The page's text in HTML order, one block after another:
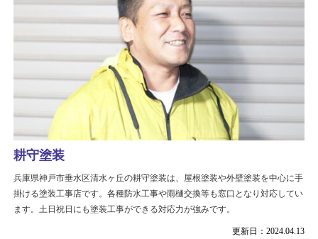
更新日：2024.04.13
耕守塗装
兵庫県神戸市垂水区清水ヶ丘の耕守塗装は、屋根塗装や外壁塗装を中心に手
掛ける塗装工事店です。各種防水工事や雨樋交換等も窓口となり対応してい
ます。土日祝日にも塗装工事ができる対応力が強みです。